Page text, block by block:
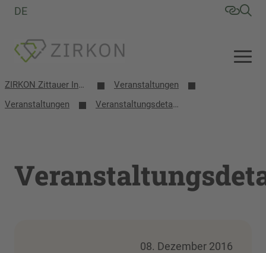
DE
ZIRKON Zittauer Institut für Verfahrensentwicklung, Kreislaufwirtschaft, Oberflächentechnik, Naturstoffforschung
Veranstaltungen
Veranstaltungen
Veranstaltungsdetails
08. Dezember 2016